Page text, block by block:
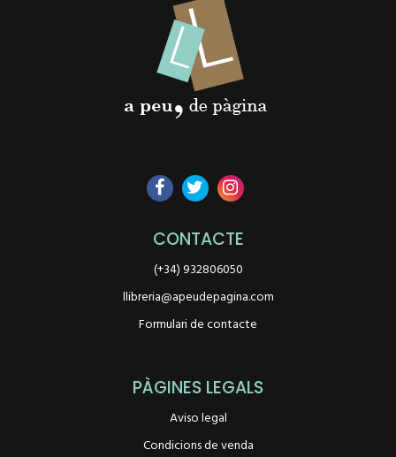
CONTACTE
(+34) 932806050
llibreria@apeudepagina.com
Formulari de contacte
PÀGINES LEGALS
Aviso legal
Condicions de venda